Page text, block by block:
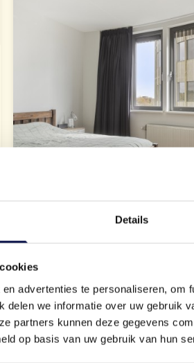
Details
advertenties te personaliseren, om
delen we informatie over uw gebruik
partners kunnen deze gegevens
op basis van uw gebruik van hun